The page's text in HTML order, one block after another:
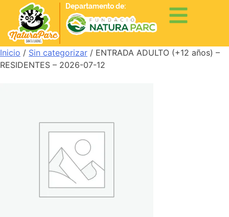
Departamento de:
Inicio / Sin categorizar / ENTRADA ADULTO (+12 años) –
RESIDENTES – 2026-07-12